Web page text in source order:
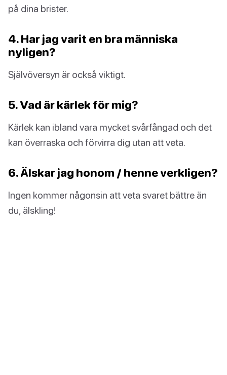
på dina brister.
4. Har jag varit en bra människa
nyligen?
Självöversyn är också viktigt.
5. Vad är kärlek för mig?
Kärlek kan ibland vara mycket svårfångad och det
kan överraska och förvirra dig utan att veta.
6. Älskar jag honom / henne verkligen?
Ingen kommer någonsin att veta svaret bättre än
du, älskling!